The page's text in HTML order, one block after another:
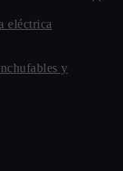
eléctrica
y